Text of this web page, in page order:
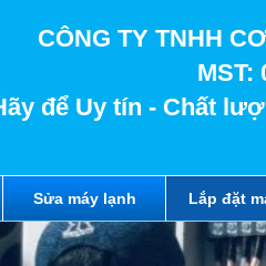
CÔNG TY TNHH
MST:
để Uy tín - Chất
Sửa máy lạnh Lắp đặt